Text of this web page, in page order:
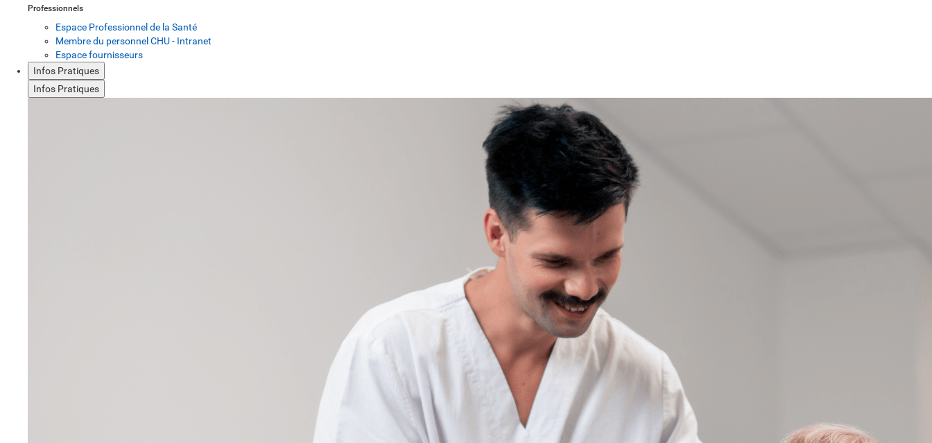
Professionnels
Espace Professionnel de la Santé
Membre du personnel CHU - Intranet
Espace fournisseurs
Infos Pratiques
Infos Pratiques